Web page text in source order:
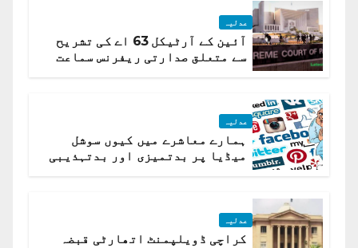
عدلیہ
آئین کے آرٹیکل 63 اے کی تشریح
سے متعلق صدارتی ریفرنس سماعت
عدلیہ
ہمارے معاشرے میں کیوں سوشل
میڈیا پر بدتمیزی اور بدتہذیبی
عدلیہ
کراچی ڈویلپمنٹ اتھارٹی قبضہ